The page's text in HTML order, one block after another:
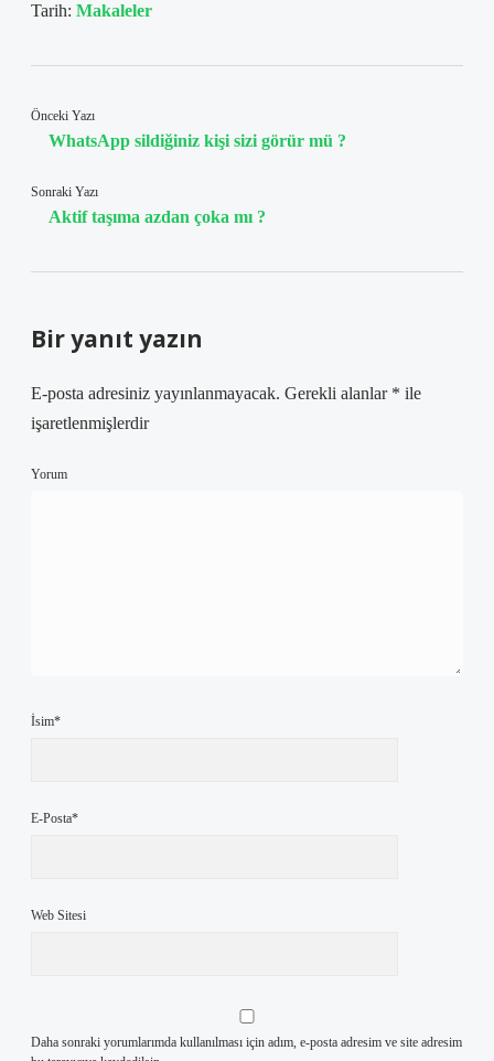
Tarih: Makaleler
Önceki Yazı
WhatsApp sildiğiniz kişi sizi görür mü ?
Sonraki Yazı
Aktif taşıma azdan çoka mı ?
Bir yanıt yazın
E-posta adresiniz yayınlanmayacak. Gerekli alanlar * ile
işaretlenmişlerdir
Yorum
İsim*
E-Posta*
Web Sitesi
Daha sonraki yorumlarımda kullanılması için adım, e-posta adresim ve site adresim